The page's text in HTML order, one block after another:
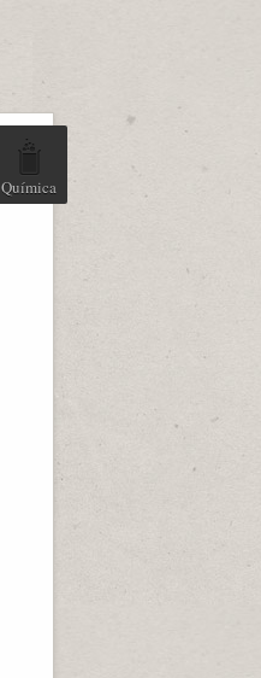
Química